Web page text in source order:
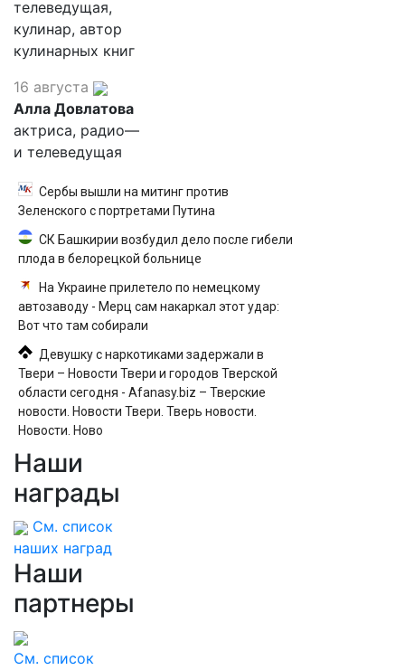
телеведущая,
кулинар, автор
кулинарных книг
16 августа
Алла Довлатова
актриса, радио—
и телеведущая
Сербы вышли на митинг против
Зеленского с портретами Путина
СК Башкирии возбудил дело после гибели
плода в белорецкой больнице
На Украине прилетело по немецкому
автозаводу - Мерц сам накаркал этот удар:
Вот что там собирали
Девушку с наркотиками задержали в
Твери – Новости Твери и городов Тверской
области сегодня - Afanasy.biz – Тверские
новости. Новости Твери. Тверь новости.
Новости. Ново
Отхватила сразу 3 персидских короба в Fix
получилось
Наши
награды
См. список
наших наград
Наши
партнеры
См. список